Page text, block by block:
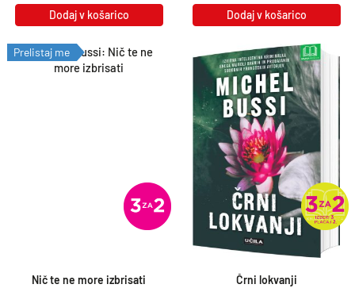
Dodaj v košarico Dodaj v košarico
Prelistaj me
Nič te ne more izbrisati
Črni lokvanji